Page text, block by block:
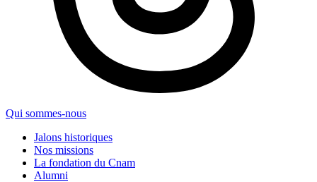
Qui sommes-nous
Jalons historiques
Nos missions
La fondation du Cnam
Alumni